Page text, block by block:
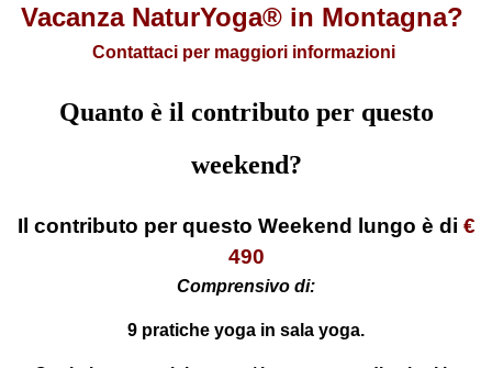
Vacanza NaturYoga® in Montagna?
Contattaci per maggiori informazioni
Quanto è il contributo per questo
weekend?
Il contributo per questo Weekend lungo è di €
490
Comprensivo di:
9 pratiche yoga in sala yoga.